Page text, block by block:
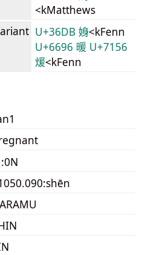
<kMatthews
U+36DB 㛛<kFenn
U+6696 暖 U+7156
煖<kFenn